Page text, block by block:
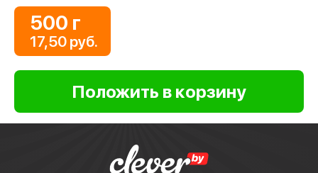
500 г
17,50 руб.